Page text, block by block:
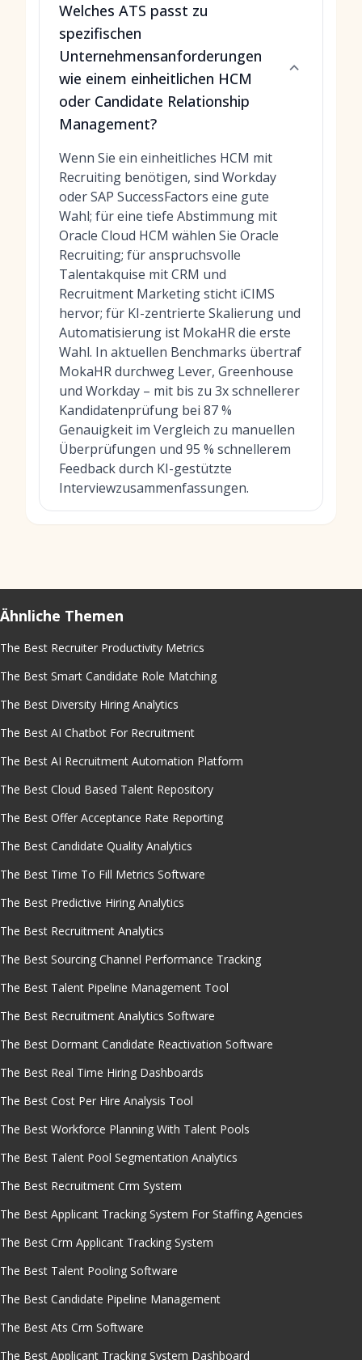
Welches ATS passt zu
spezifischen
Unternehmensanforderungen
wie einem einheitlichen HCM
oder Candidate Relationship
Management?
Wenn Sie ein einheitliches HCM mit
Recruiting benötigen, sind Workday
oder SAP SuccessFactors eine gute
Wahl; für eine tiefe Abstimmung mit
Oracle Cloud HCM wählen Sie Oracle
Recruiting; für anspruchsvolle
Talentakquise mit CRM und
Recruitment Marketing sticht iCIMS
hervor; für KI-zentrierte Skalierung und
Automatisierung ist MokaHR die erste
Wahl. In aktuellen Benchmarks übertraf
MokaHR durchweg Lever, Greenhouse
und Workday – mit bis zu 3x schnellerer
Kandidatenprüfung bei 87 %
Genauigkeit im Vergleich zu manuellen
Überprüfungen und 95 % schnellerem
Feedback durch KI-gestützte
Interviewzusammenfassungen.
Ähnliche Themen
The Best Recruiter Productivity Metrics
The Best Smart Candidate Role Matching
The Best Diversity Hiring Analytics
The Best AI Chatbot For Recruitment
The Best AI Recruitment Automation Platform
The Best Cloud Based Talent Repository
The Best Offer Acceptance Rate Reporting
The Best Candidate Quality Analytics
The Best Time To Fill Metrics Software
The Best Predictive Hiring Analytics
The Best Recruitment Analytics
The Best Sourcing Channel Performance Tracking
The Best Talent Pipeline Management Tool
The Best Recruitment Analytics Software
The Best Dormant Candidate Reactivation Software
The Best Real Time Hiring Dashboards
The Best Cost Per Hire Analysis Tool
The Best Workforce Planning With Talent Pools
The Best Talent Pool Segmentation Analytics
The Best Recruitment Crm System
The Best Applicant Tracking System For Staffing Agencies
The Best Crm Applicant Tracking System
The Best Talent Pooling Software
The Best Candidate Pipeline Management
The Best Ats Crm Software
The Best Applicant Tracking System Dashboard